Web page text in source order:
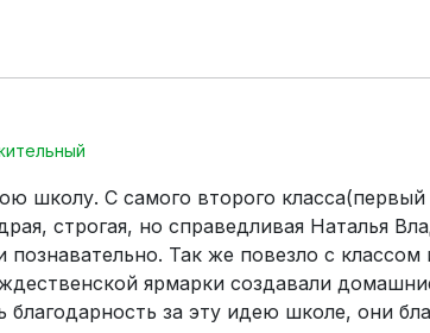
школу. С самого второго
строгая, но справедливая Наталья
познавательно. Так же повезло с
ярмарки создавали
благодарность за эту идею школе, они